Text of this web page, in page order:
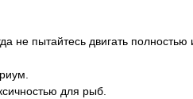
не пытайтесь двигать
для рыб.